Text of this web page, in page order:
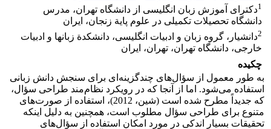
1دکترای آموزش زبان انگلیسی از دانشگاه تهران، مدرس
دانشگاه تحصیلات تکمیلی در علوم پایة زنجان، ایران
2دانشیار، گروه زبان و ادبیات انگلیسی، دانشکدة زبان‏ها و ادبیات
خارجی، دانشگاه تهران، تهران، ایران
چکیده
به طور معمول از سؤال‌های چندگزینه‌ای برای سنجش دانش زبانی
استفاده می‌شود. اما از آنجا که در رویکرد نظام‌مند طراحی سؤال،
که جدیداً مطرح شده است (شین، 2012)، استفاده از صورت‌های
متنوع برای طراحی سؤال مطلوب است، همچنین به دلیل اینکه
تحقیقات بسیار اندکی در مورد امکان استفاده از سؤال‌های